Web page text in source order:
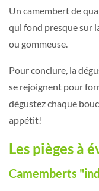
Un camembert de
qui fond presque sur
ou gommeuse.
Pour conclure, la
se rejoignent pour
dégustez chaque
appétit!
Les pièges à
Camemberts